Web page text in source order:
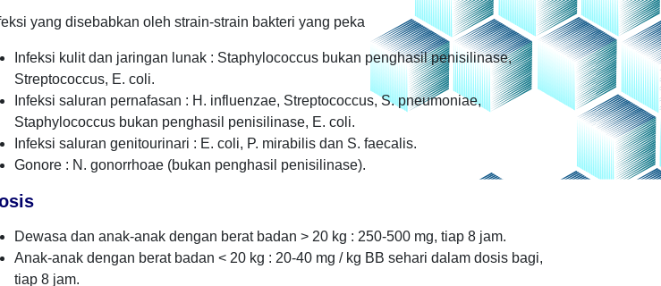
yang disebabkan oleh strain-strain bakteri yang peka
Infeksi kulit dan jaringan lunak : Staphylococcus bukan penghasil penisilinase,
Streptococcus, E. coli.
Infeksi saluran pernafasan : H. influenzae, Streptococcus, S. pneumoniae,
Staphylococcus bukan penghasil penisilinase, E. coli.
Infeksi saluran genitourinari : E. coli, P. mirabilis dan S. faecalis.
Gonore : N. gonorrhoae (bukan penghasil penisilinase).
Dewasa dan anak-anak dengan berat badan > 20 kg : 250-500 mg, tiap 8 jam.
Anak-anak dengan berat badan < 20 kg : 20-40 mg / kg BB sehari dalam dosis bagi,
tiap 8 jam.